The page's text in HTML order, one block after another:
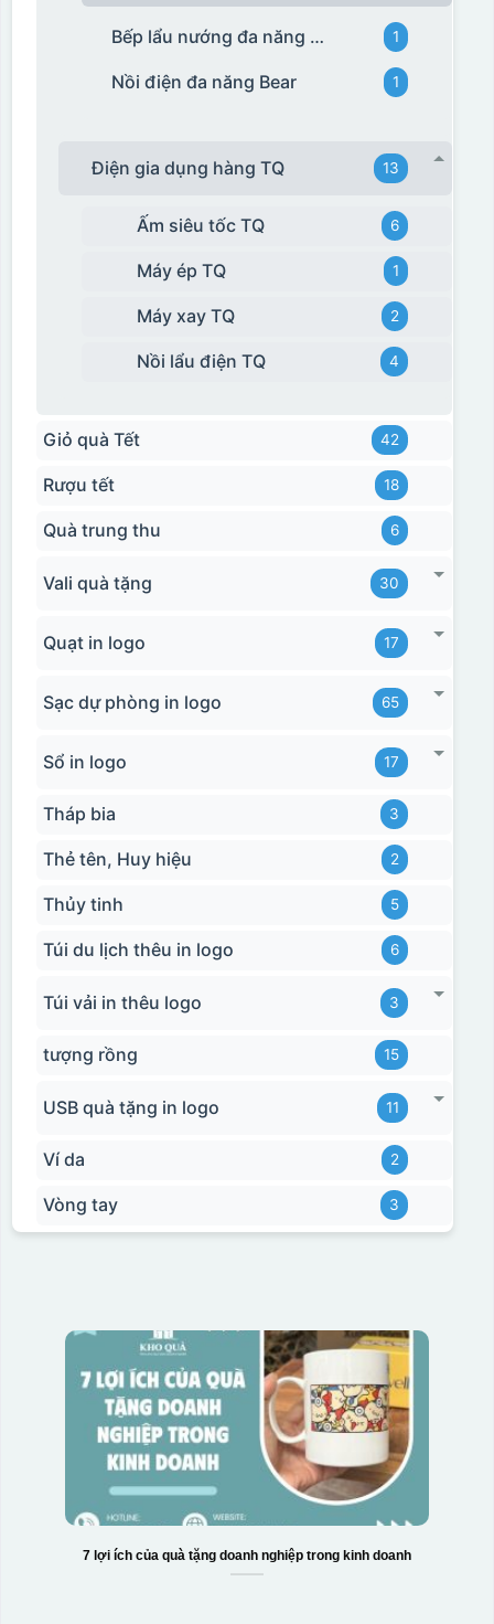
Bếp lẩu nướng đa năng Bear 1
Nồi điện đa năng Bear 1
Điện gia dụng hàng TQ 13
Ấm siêu tốc TQ 6
Máy ép TQ 1
Máy xay TQ 2
Nồi lẩu điện TQ 4
Giỏ quà Tết 42
Rượu tết 18
Quà trung thu 6
Vali quà tặng 30
Quạt in logo 17
Sạc dự phòng in logo 65
Sổ in logo 17
Tháp bia 3
Thẻ tên, Huy hiệu 2
Thủy tinh 5
Túi du lịch thêu in logo 6
Túi vải in thêu logo 3
tượng rồng 15
USB quà tặng in logo 11
Ví da 2
Vòng tay 3
7 lợi ích của quà tặng doanh nghiệp trong kinh doanh